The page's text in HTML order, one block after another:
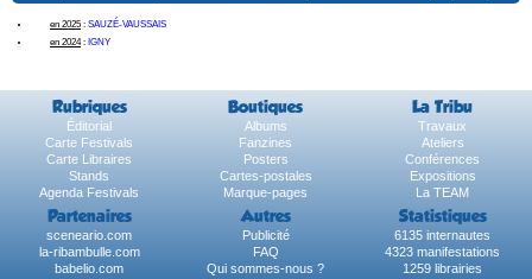
en 2025 : SAUZÉ-VAUSSAIS
en 2024: IGNY
Rubriques Boutiques La Tribu
Éditorial Albums
Travaux
Carte Festivals
Fanzines
Ateliers
Carte Libraires
Posters
Conférences
Stands
Cartes-postales
Expositions
Agenda Festivals
Marque-pages La TEAM
Partenaires Autres Statistiques
sceneario.com Publicité
6135 internautes
la-ribambulle.com
FAQ
4323 manifestations
babelio.com
Qui sommes-nous ?
1259 librairies